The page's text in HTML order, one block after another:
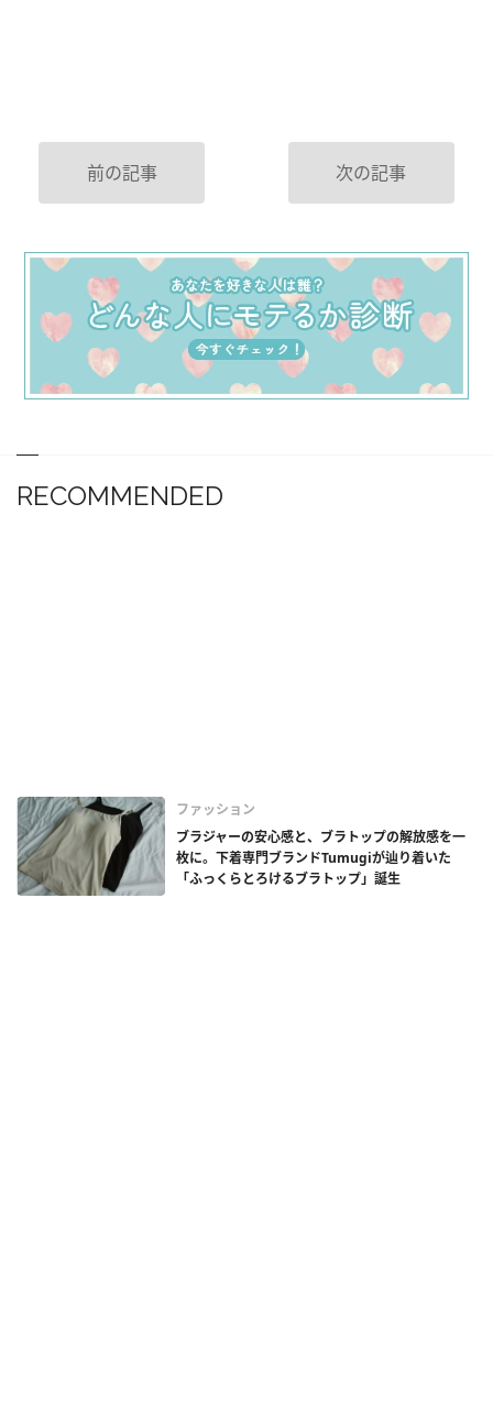
前の記事 次の記事
RECOMMENDED
ファッション
ブラジャーの安心感と、ブラトップの解放感を一
枚に。下着専門ブランドTumugiが辿り着いた
「ふっくらとろけるブラトップ」誕生